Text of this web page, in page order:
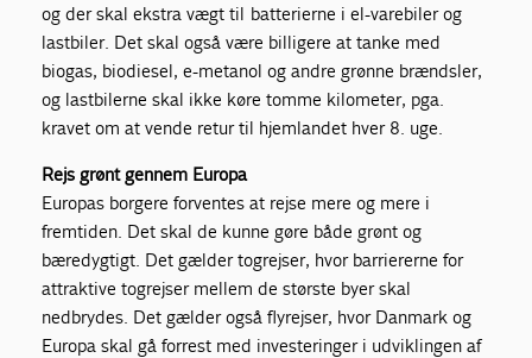
og der skal ekstra vægt til batterierne i el-varebiler og
lastbiler. Det skal også være billigere at tanke med
biogas, biodiesel, e-metanol og andre grønne brændsler,
og lastbilerne skal ikke køre tomme kilometer, pga.
kravet om at vende retur til hjemlandet hver 8. uge.
Rejs grønt gennem Europa
Europas borgere forventes at rejse mere og mere i
fremtiden. Det skal de kunne gøre både grønt og
bæredygtigt. Det gælder togrejser, hvor barriererne for
attraktive togrejser mellem de største byer skal
nedbrydes. Det gælder også flyrejser, hvor Danmark og
Europa skal gå forrest med investeringer i udviklingen af